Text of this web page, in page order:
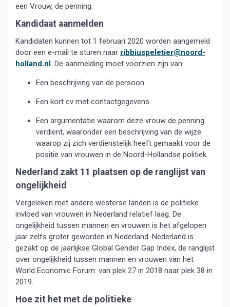
een Vrouw, de penning.
Kandidaat aanmelden
Kandidaten kunnen tot 1 februari 2020 worden aangemeld
door een e-mail te sturen naar ribbiuspeletier@noord-
holland.nl. De aanmelding moet voorzien zijn van:
Een beschrijving van de persoon
Een kort cv met contactgegevens
Een argumentatie waarom deze vrouw de penning
verdient, waaronder een beschrijving van de wijze
waarop zij zich verdienstelijk heeft gemaakt voor de
positie van vrouwen in de Noord-Hollandse politiek.
Nederland zakt 11 plaatsen op de ranglijst van
ongelijkheid
Vergeleken met andere westerse landen is de politieke
invloed van vrouwen in Nederland relatief laag. De
ongelijkheid tussen mannen en vrouwen is het afgelopen
jaar zelfs groter geworden in Nederland. Nederland is
gezakt op de jaarlijkse Global Gender Gap Index, de ranglijst
over ongelijkheid tussen mannen en vrouwen van het
World Economic Forum: van plek 27 in 2018 naar plek 38 in
2019.
Hoe zit het met de politieke